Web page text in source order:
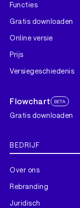
Functies
Gratis downloaden
Online versie
Prijs
Versiegeschiedenis
Flowchart BETA
Gratis downloaden
BEDRIJF
Over ons
Rebranding
Juridisch